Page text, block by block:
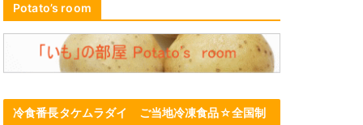
Potato’s room
冷食番長タケムラダイ ご当地冷凍食品☆全国制